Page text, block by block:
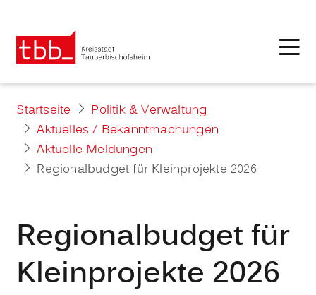
Startseite
Politik & Verwaltung
Aktuelles / Bekanntmachungen
Aktuelle Meldungen
Regionalbudget für Kleinprojekte 2026
Regionalbudget für
Kleinprojekte 2026